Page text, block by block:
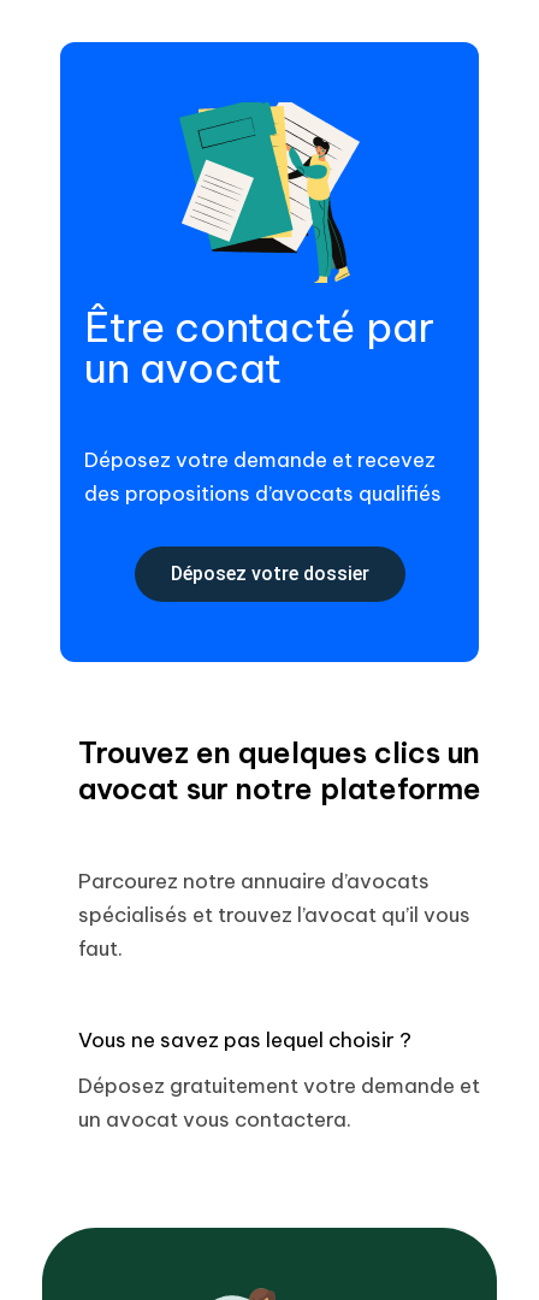
Être contacté par
un avocat
Déposez votre demande et recevez
des propositions d’avocats qualifiés
Déposez votre dossier
Trouvez en quelques clics un
avocat sur notre plateforme
Parcourez notre annuaire d’avocats
spécialisés et trouvez l’avocat qu’il vous
faut.
Vous ne savez pas lequel choisir ?
Déposez gratuitement votre demande et
un avocat vous contactera.